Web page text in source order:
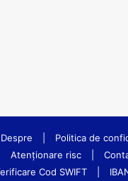
Despre Politica de
Atenționare risc
Cod SWIFT